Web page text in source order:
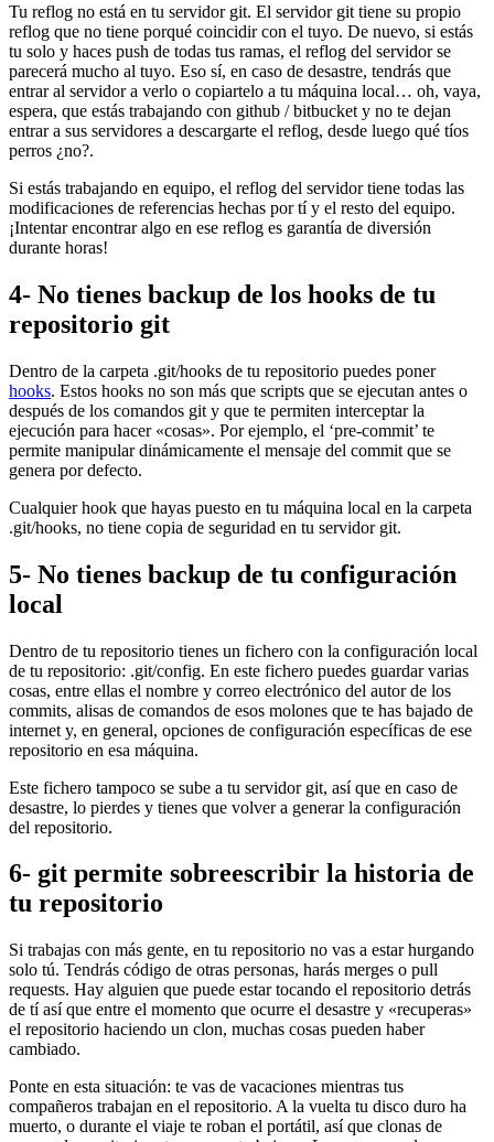
Tu reflog no está en tu servidor git. El servidor git tiene su propio
reflog que no tiene porqué coincidir con el tuyo. De nuevo, si estás
tu solo y haces push de todas tus ramas, el reflog del servidor se
parecerá mucho al tuyo. Eso sí, en caso de desastre, tendrás que
entrar al servidor a verlo o copiartelo a tu máquina local… oh, vaya,
espera, que estás trabajando con github / bitbucket y no te dejan
entrar a sus servidores a descargarte el reflog, desde luego qué tíos
perros ¿no?.
Si estás trabajando en equipo, el reflog del servidor tiene todas las
modificaciones de referencias hechas por tí y el resto del equipo.
¡Intentar encontrar algo en ese reflog es garantía de diversión
durante horas!
4- No tienes backup de los hooks de tu
repositorio git
Dentro de la carpeta .git/hooks de tu repositorio puedes poner
hooks. Estos hooks no son más que scripts que se ejecutan antes o
después de los comandos git y que te permiten interceptar la
ejecución para hacer «cosas». Por ejemplo, el ‘pre-commit’ te
permite manipular dinámicamente el mensaje del commit que se
genera por defecto.
Cualquier hook que hayas puesto en tu máquina local en la carpeta
.git/hooks, no tiene copia de seguridad en tu servidor git.
5- No tienes backup de tu configuración
local
Dentro de tu repositorio tienes un fichero con la configuración local
de tu repositorio: .git/config. En este fichero puedes guardar varias
cosas, entre ellas el nombre y correo electrónico del autor de los
commits, alisas de comandos de esos molones que te has bajado de
internet y, en general, opciones de configuración específicas de ese
repositorio en esa máquina.
Este fichero tampoco se sube a tu servidor git, así que en caso de
desastre, lo pierdes y tienes que volver a generar la configuración
del repositorio.
6- git permite sobreescribir la historia de
tu repositorio
Si trabajas con más gente, en tu repositorio no vas a estar hurgando
solo tú. Tendrás código de otras personas, harás merges o pull
requests. Hay alguien que puede estar tocando el repositorio detrás
de tí así que entre el momento que ocurre el desastre y «recuperas»
el repositorio haciendo un clon, muchas cosas pueden haber
cambiado.
Ponte en esta situación: te vas de vacaciones mientras tus
compañeros trabajan en el repositorio. A la vuelta tu disco duro ha
muerto, o durante el viaje te roban el portátil, así que clonas de